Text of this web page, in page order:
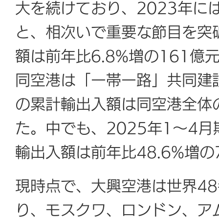
大を続けており、2023年
と、相次いで重要な節目を
額は前年比6.8%増の161億
同空港は「一帯一路」共同
の累計輸出入額は同空港全
た。中でも、2025年1～4月
輸出入額は前年比48.6%増
現時点で、大興空港は世界
り、モスクワ、ロンドン、